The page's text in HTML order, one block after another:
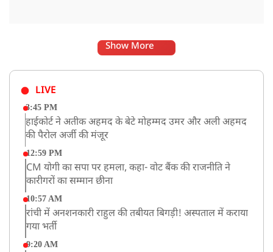
Show More
LIVE
3:45 PM
हाईकोर्ट ने अतीक अहमद के बेटे मोहम्मद उमर और अली अहमद
की पैरोल अर्जी की मंजूर
12:59 PM
CM योगी का सपा पर हमला, कहा- वोट बैंक की राजनीति ने
कारीगरों का सम्मान छीना
10:57 AM
रांची में अनशनकारी राहुल की तबीयत बिगड़ी! अस्पताल में कराया
गया भर्ती
9:20 AM